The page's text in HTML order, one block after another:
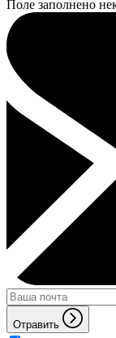
Поле заполнено
Отравить